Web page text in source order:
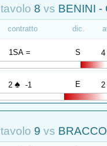
tavolo 8 vs BENINI -
contratto dic.
1SA = S 4
2 ♠ -1 E 2
tavolo 9 vs